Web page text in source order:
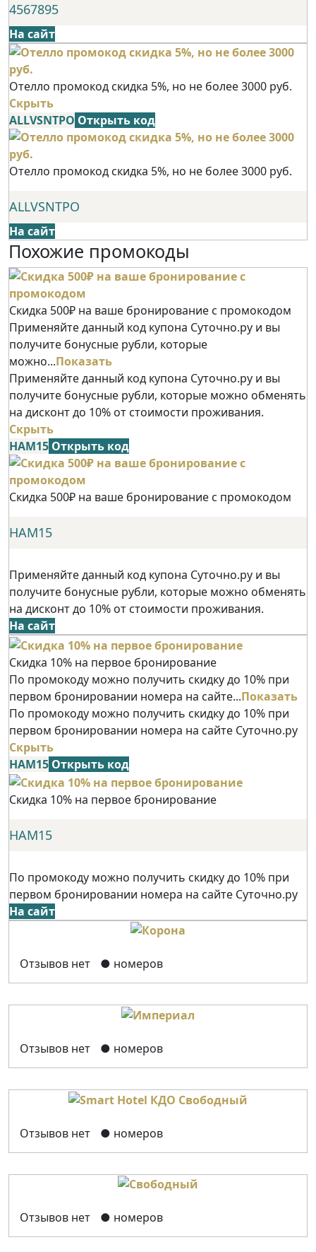
4567895
На сайт
Отелло промокод скидка 5%, но не более 3000 руб.
Скрыть
ALLVSNTPO Открыть код
Отелло промокод скидка 5%, но не более 3000 руб.
ALLVSNTPO
На сайт
Похожие промокоды
Скидка 500₽ на ваше бронирование с промокодом
Применяйте данный код купона Суточно.ру и вы
получите бонусные рубли, которые
можно...Показать
Применяйте данный код купона Суточно.ру и вы
получите бонусные рубли, которые можно обменять
на дисконт до 10% от стоимости проживания.
Скрыть
НАМ15 Открыть код
Скидка 500₽ на ваше бронирование с промокодом
НАМ15
Применяйте данный код купона Суточно.ру и вы
получите бонусные рубли, которые можно обменять
на дисконт до 10% от стоимости проживания.
На сайт
Скидка 10% на первое бронирование
По промокоду можно получить скидку до 10% при
первом бронировании номера на сайте...Показать
По промокоду можно получить скидку до 10% при
первом бронировании номера на сайте Суточно.ру
Скрыть
НАМ15 Открыть код
Скидка 10% на первое бронирование
НАМ15
По промокоду можно получить скидку до 10% при
первом бронировании номера на сайте Суточно.ру
На сайт
Отзывов нет ● номеров
Отзывов нет ● номеров
Отзывов нет ● номеров
Отзывов нет ● номеров